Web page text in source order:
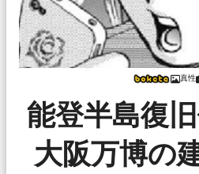
真性
能登半島復
大阪万博の